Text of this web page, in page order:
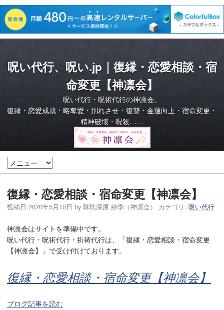
呪い代行、呪い.jp｜復縁・恋愛相談・宿
命変更【神凛会】
呪い代行・呪術代行の神凛会。
復縁・恋愛成就・略奪愛・別れさせ・復讐・金運向上・宿命変更・
精神破壊・呪殺……
復縁・恋愛相談・宿命変更【神凛会】
投稿日:2020年5月10日 by 珠玖深原 紗季（神凛会） カテゴリ: 呪い代行
神凛会はサイトを準備中です。
呪い代行・呪術代行・祈祷代行は、「復縁・恋愛相談・宿命変更
【神凛会】」で受け付けております。
復縁・恋愛相談・宿命変更【神凛会】
ブログ記事を読む